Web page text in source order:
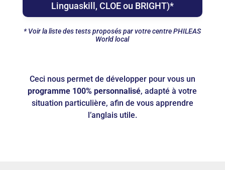
Linguaskill, CLOE ou BRIGHT)*
* Voir la liste des tests proposés par votre centre PHILEAS
World local
Ceci nous permet de développer pour vous un
programme 100% personnalisé, adapté à votre
situation particulière, afin de vous apprendre
l’anglais utile.